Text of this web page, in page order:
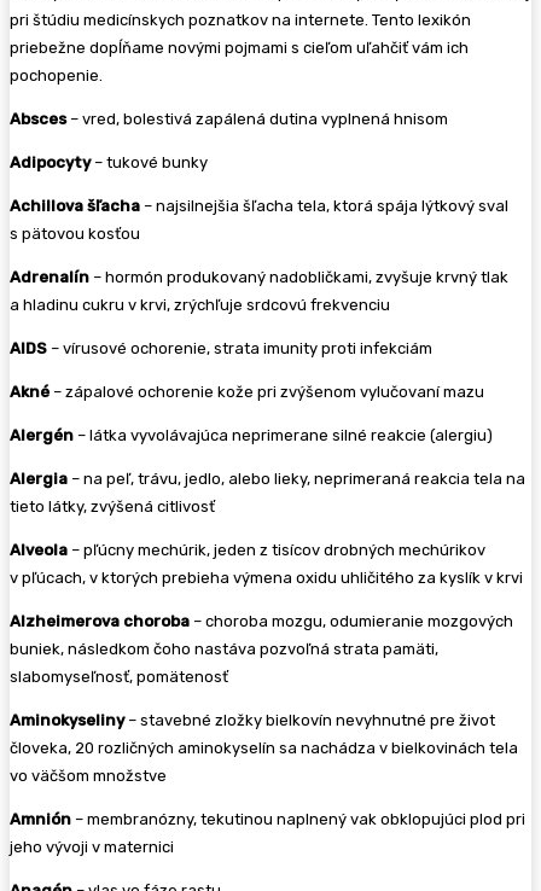
pri štúdiu medicínskych poznatkov na internete. Tento lexikón
priebežne dopĺňame novými pojmami s cieľom uľahčiť vám ich
pochopenie.
Absces– vred, bolestivá zapálená dutina vyplnená hnisom
Adipocyty– tukové bunky
Achillova šľacha – najsilnejšia šľacha tela, ktorá spája lýtkový sval
s pätovou kosťou
Adrenalín – hormón produkovaný nadobličkami, zvyšuje krvný tlak
a hladinu cukru v krvi, zrýchľuje srdcovú frekvenciu
AIDS – vírusové ochorenie, strata imunity proti infekciám
Akné – zápalové ochorenie kože pri zvýšenom vylučovaní mazu
Alergén – látka vyvolávajúca neprimerane silné reakcie (alergiu)
Alergia – na peľ, trávu, jedlo, alebo lieky, neprimeraná reakcia tela na
tieto látky, zvýšená citlivosť
Alveola – pľúcny mechúrik, jeden z tisícov drobných mechúrikov
v pľúcach, v ktorých prebieha výmena oxidu uhličitého za kyslík v krvi
Alzheimerova choroba – choroba mozgu, odumieranie mozgových
buniek, následkom čoho nastáva pozvoľná strata pamäti,
slabomyseľnosť, pomätenosť
Aminokyseliny– stavebné zložky bielkovín nevyhnutné pre život
človeka, 20 rozličných aminokyselín sa nachádza v bielkovinách tela
vo väčšom množstve
Amnión – membranózny, tekutinou naplnený vak obklopujúci plod pri
jeho vývoji v maternici